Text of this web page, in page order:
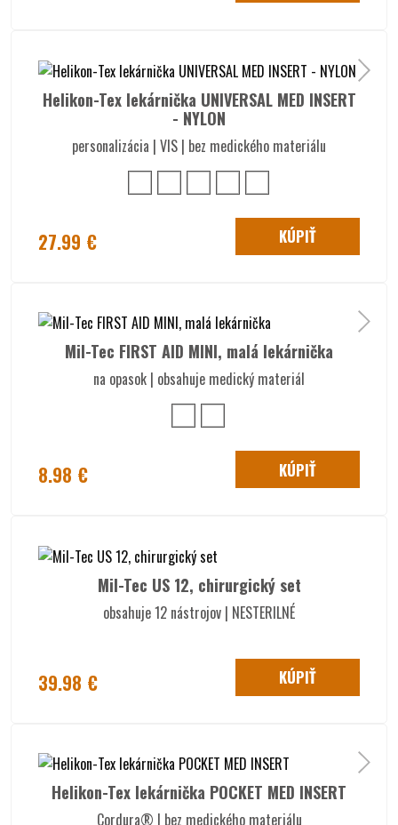
Helikon-Tex lekárnička UNIVERSAL MED INSERT
- NYLON
personalizácia | VIS | bez medického materiálu
27.99 € KÚPIŤ
Mil-Tec FIRST AID MINI, malá lekárnička
na opasok | obsahuje medický materiál
8.98 € KÚPIŤ
Mil-Tec US 12, chirurgický set
obsahuje 12 nástrojov | NESTERILNÉ
39.98 € KÚPIŤ
Helikon-Tex lekárnička POCKET MED INSERT
Cordura® | bez medického materiálu